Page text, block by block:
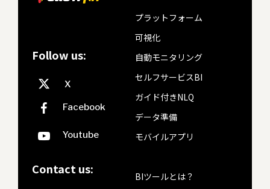
Follow us:
Contact us:
プラットフォーム
可視化
自動モニタリング
セルフサービスBI
ガイド付きNLQ
データ準備
モバイルアプリ
BIツールとは？